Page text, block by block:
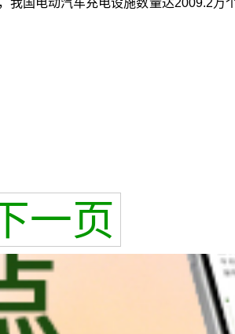
国电动汽车充电设施数量达2009.2万
一页